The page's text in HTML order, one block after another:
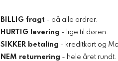
BILLIG fragt - på alle ordrer.
HURTIG levering - lige til døren.
SIKKER betaling - kreditkort og
NEM returnering - hele året rundt.